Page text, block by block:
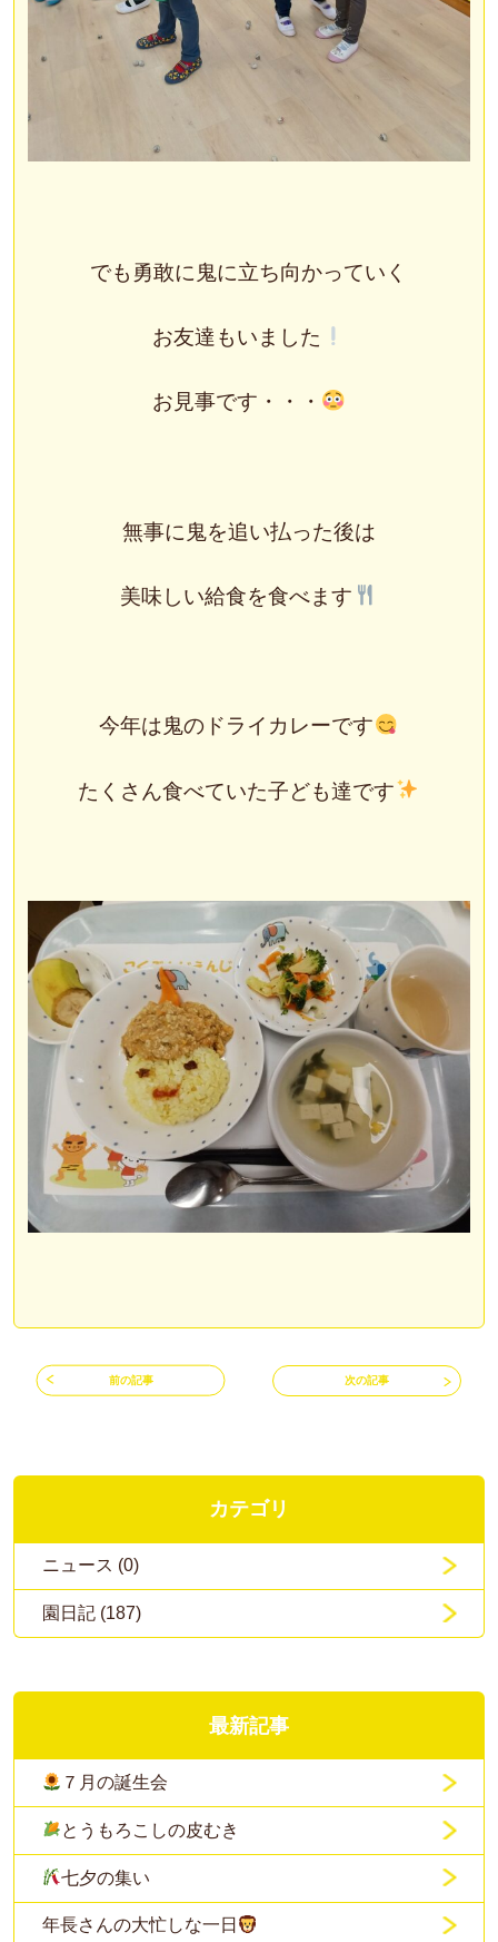
でも勇敢に鬼に立ち向かっていく
お友達もいました
お見事です・・・
無事に鬼を追い払った後は
美味しい給食を食べます
今年は鬼のドライカレーです
たくさん食べていた子ども達です
前の記事 次の記事
カテゴリ
ニュース (0)
園日記 (187)
最新記事
７月の誕生会
とうもろこしの皮むき
七夕の集い
年長さんの大忙しな一日